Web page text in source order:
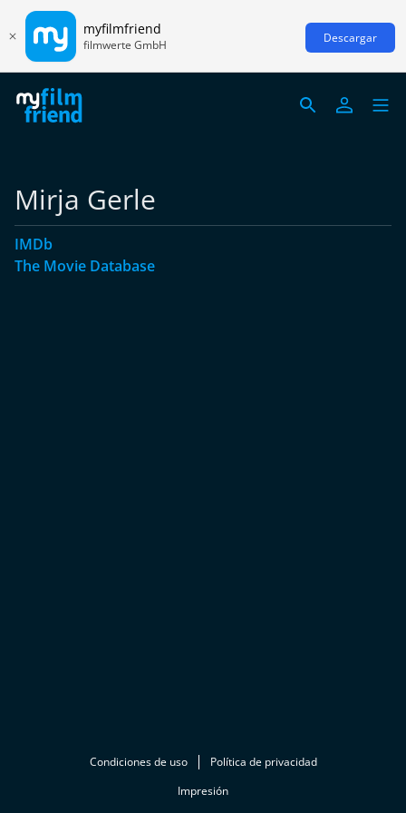
myfilmfriend
filmwerte GmbH Descargar
Mirja Gerle
IMDb
The Movie Database
Condiciones de uso
Política de privacidad
Impresión